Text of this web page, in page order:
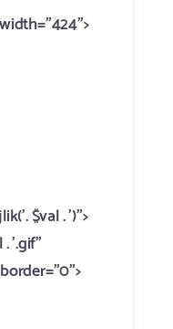
$val . ')">
'.gif"